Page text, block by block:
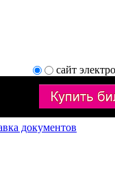
сайт
документов